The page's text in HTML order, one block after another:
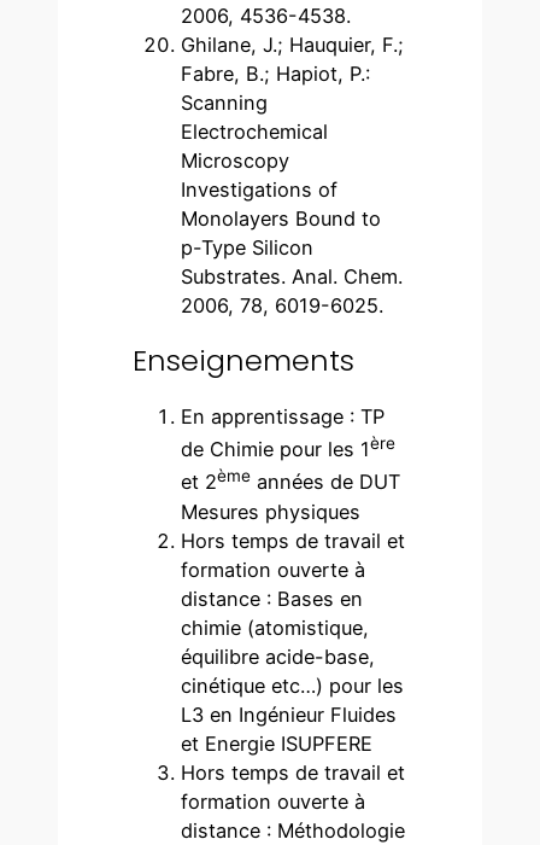
2006, 4536-4538.
Ghilane, J.; Hauquier, F.;
Fabre, B.; Hapiot, P.:
Scanning
Electrochemical
Microscopy
Investigations of
Monolayers Bound to
p-Type Silicon
Substrates. Anal. Chem.
2006, 78, 6019-6025.
Enseignements
En apprentissage : TP
de Chimie pour les 1ère
et 2ème années de DUT
Mesures physiques
Hors temps de travail et
formation ouverte à
distance : Bases en
chimie (atomistique,
équilibre acide-base,
cinétique etc…) pour les
L3 en Ingénieur Fluides
et Energie ISUPFERE
Hors temps de travail et
formation ouverte à
distance : Méthodologie